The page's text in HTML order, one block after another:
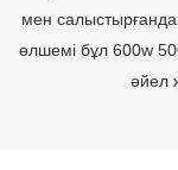
мен
өлшемі бұл 600w
әйел